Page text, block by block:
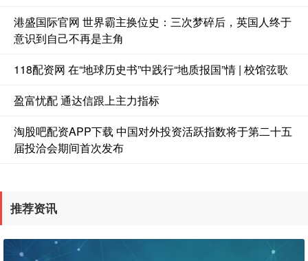
港盛国际官网 世界霸主换位史：三次梦碎后，英国人终于
意识到自己不再是主角
118配资网 在“地球历史书”中践行“地质报国”情 | 校馆弦歌
盈富忧配 通达信跟上主力指标
淘股吧配资APP下载 中国对外投资活跃指数将于第二十五
届投洽会期间首次发布
推荐资讯